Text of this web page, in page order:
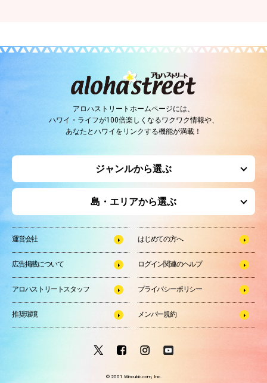
アロハストリートホームページには、
ハワイ・ライフが100倍楽しくなるワクワク情報や、
あなたとハワイをリンクする機能が満載！
ジャンルから選ぶ
島・エリアから選ぶ
運営会社 はじめての方へ
広告掲載について ログイン関連のヘルプ
アロハストリートスタッフ プライバシーポリシー
推奨環境 メンバー規約
© 2001 Wincubic.com, Inc.